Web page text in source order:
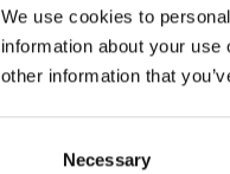
We use cookies to
information about your
other information that
Necessary
EINE